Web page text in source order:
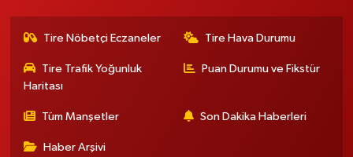
Tire Nöbetçi Eczaneler Tire Hava Durumu
Tire Trafik Yoğunluk
Haritası
Puan Durumu ve Fikstür
Tüm Manşetler Son Dakika Haberleri
Haber Arşivi